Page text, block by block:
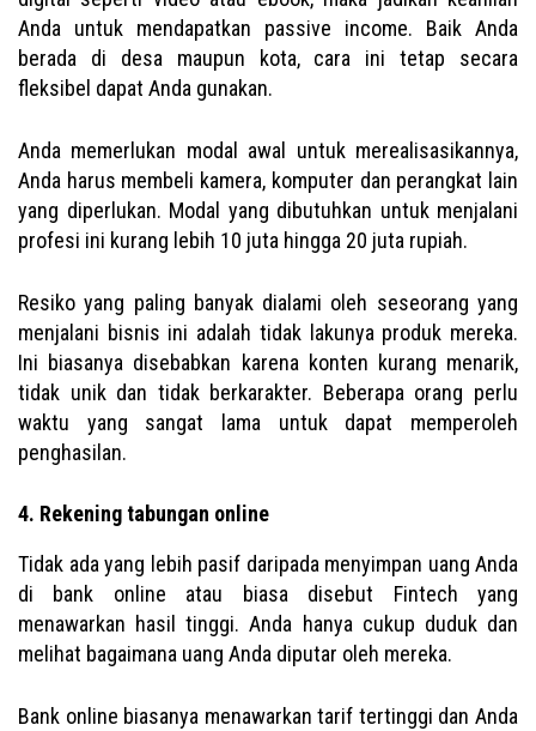
Anda untuk mendapatkan passive income. Baik Anda
berada di desa maupun kota, cara ini tetap secara
fleksibel dapat Anda gunakan.
Anda memerlukan modal awal untuk merealisasikannya,
Anda harus membeli kamera, komputer dan perangkat lain
yang diperlukan. Modal yang dibutuhkan untuk menjalani
profesi ini kurang lebih 10 juta hingga 20 juta rupiah.
Resiko yang paling banyak dialami oleh seseorang yang
menjalani bisnis ini adalah tidak lakunya produk mereka.
Ini biasanya disebabkan karena konten kurang menarik,
tidak unik dan tidak berkarakter. Beberapa orang perlu
waktu yang sangat lama untuk dapat memperoleh
penghasilan.
4. Rekening tabungan online
Tidak ada yang lebih pasif daripada menyimpan uang Anda
di bank online atau biasa disebut Fintech yang
menawarkan hasil tinggi. Anda hanya cukup duduk dan
melihat bagaimana uang Anda diputar oleh mereka.
Bank online biasanya menawarkan tarif tertinggi dan Anda